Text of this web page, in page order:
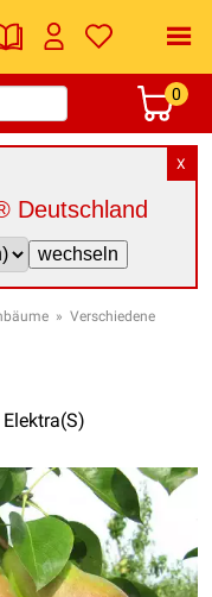
0
X
Deutschland
» Verschiedene